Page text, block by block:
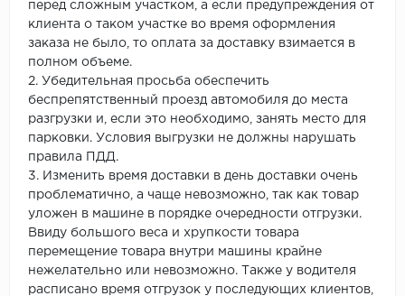
перед сложным участком, а если предупреждения от
клиента о таком участке во время оформления
заказа не было, то оплата за доставку взимается в
полном объеме.
2. Убедительная просьба обеспечить
беспрепятственный проезд автомобиля до места
разгрузки и, если это необходимо, занять место для
парковки. Условия выгрузки не должны нарушать
правила ПДД.
3. Изменить время доставки в день доставки очень
проблематично, а чаще невозможно, так как товар
уложен в машине в порядке очередности отгрузки.
Ввиду большого веса и хрупкости товара
перемещение товара внутри машины крайне
нежелательно или невозможно. Также у водителя
расписано время отгрузок у последующих клиентов,